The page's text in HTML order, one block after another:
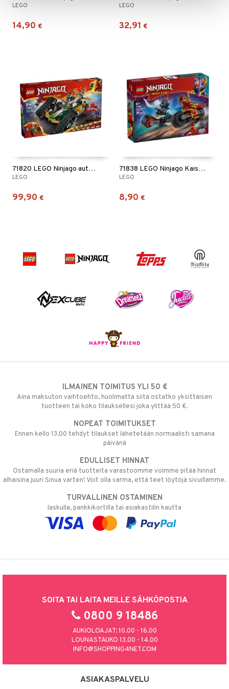
LEGO
14,90 €
LEGO
32,91 €
71820 LEGO Ninjago autojen yhdistelmäajoneuvo
LEGO
99,90 €
71838 LEGO Ninjago Kais Moottoripyöräkisa
LEGO
8,90 €
ILMAINEN TOIMITUS YLI 50 €
Aina maksuton vaihtoehto, huolimatta siitä ostatko yksittäisen
tuotteen tai koko tilauksellesi joka ylittää 50 €.
NOPEAT TOIMITUKSET
Ennen kello 13.00 tehdyt tilaukset lähetetään normaalisti samana
päivänä
EDULLISET HINNAT
Ostamalla suuria eriä tuotteita varastoomme voimme pitää hinnat
alhaisina juuri Sinua varten! Voit olla varma, että teet löytöjä sivuillamme.
TURVALLINEN OSTAMINEN
laskulla, pankkikortilla tai asiakastilin kautta
SOITA TAI LAITA MEILLE SÄHKÖPOSTIA
0800 9 18486
AUKIOLOAJAT: 10.00 - 16.00
LOUNASTAUKO 13.00 - 14.00
INFO@SHOPPING4NET.COM
ASIAKASPALVELU